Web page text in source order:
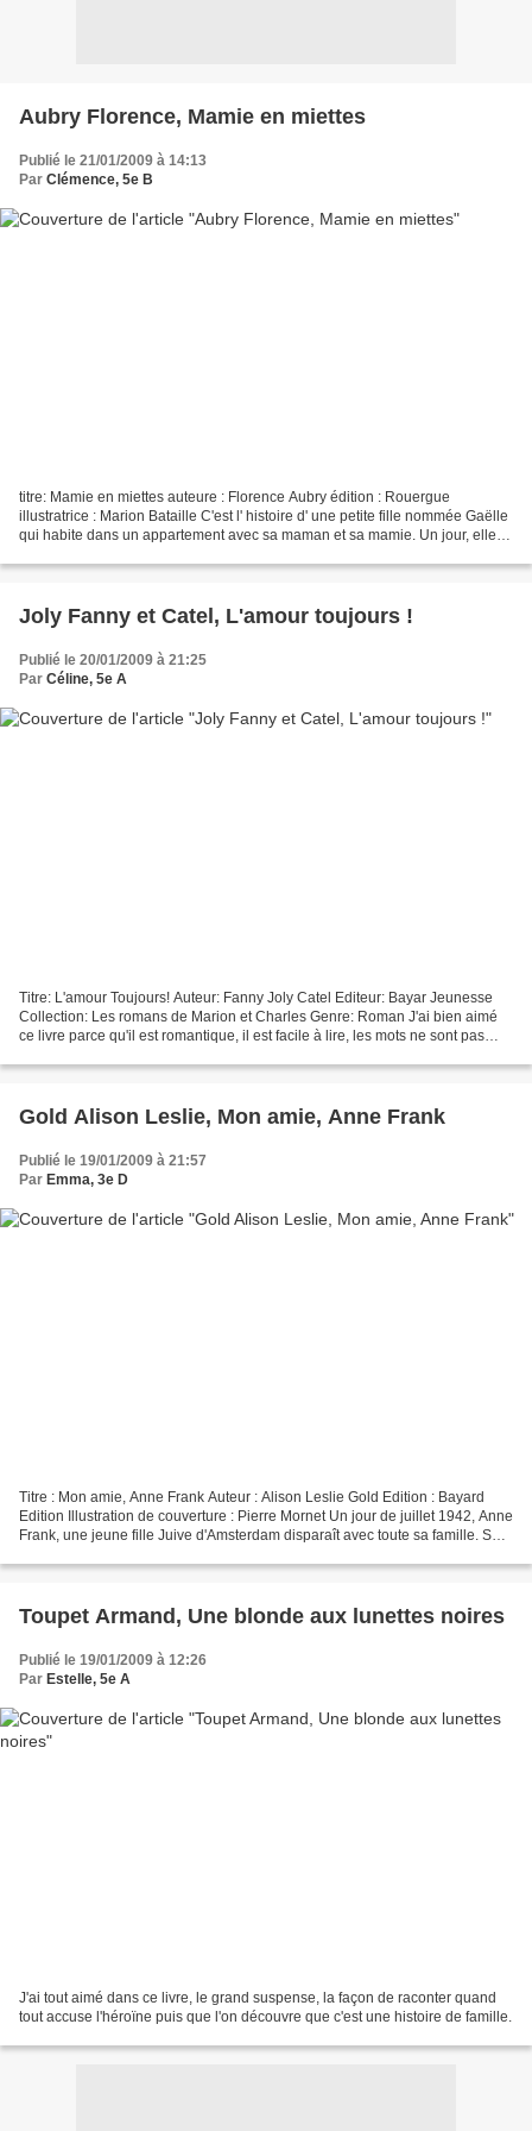
Aubry Florence, Mamie en miettes
Publié le 21/01/2009 à 14:13
Par Clémence, 5e B
titre: Mamie en miettes auteure : Florence Aubry édition : Rouergue
illustratrice : Marion Bataille C'est l' histoire d' une petite fille nommée Gaëlle
qui habite dans un appartement avec sa maman et sa mamie. Un jour, elle
Joly Fanny et Catel, L'amour toujours !
Publié le 20/01/2009 à 21:25
Par Céline, 5e A
Titre: L'amour Toujours! Auteur: Fanny Joly Catel Editeur: Bayar Jeunesse
Collection: Les romans de Marion et Charles Genre: Roman J'ai bien aimé
ce livre parce qu'il est romantique, il est facile à lire, les mots ne sont pas
Gold Alison Leslie, Mon amie, Anne Frank
Publié le 19/01/2009 à 21:57
Par Emma, 3e D
Titre : Mon amie, Anne Frank Auteur : Alison Leslie Gold Edition : Bayard
Edition Illustration de couverture : Pierre Mornet Un jour de juillet 1942, Anne
Frank, une jeune fille Juive d'Amsterdam disparaît avec toute sa famille. Son
Toupet Armand, Une blonde aux lunettes noires
Publié le 19/01/2009 à 12:26
Par Estelle, 5e A
J'ai tout aimé dans ce livre, le grand suspense, la façon de raconter quand
tout accuse l'héroïne puis que l'on découvre que c'est une histoire de famille.